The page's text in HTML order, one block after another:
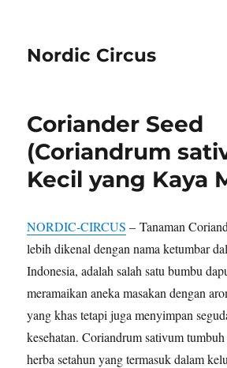
Nordic Circus
Coriander Seed
(Coriandrum
Kecil yang Kaya
NORDIC-CIRCUS – Tanaman
lebih dikenal dengan nama ketumbar
Indonesia, adalah salah satu bumbu
meramaikan aneka masakan dengan
yang khas tetapi juga menyimpan
kesehatan. Coriandrum sativum tumbuh
herba setahun yang termasuk dalam